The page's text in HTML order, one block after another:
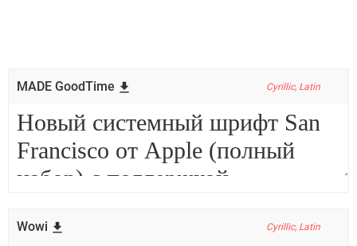
MADE GoodTime Cyrillic, Latin
Wowi Cyrillic, Latin